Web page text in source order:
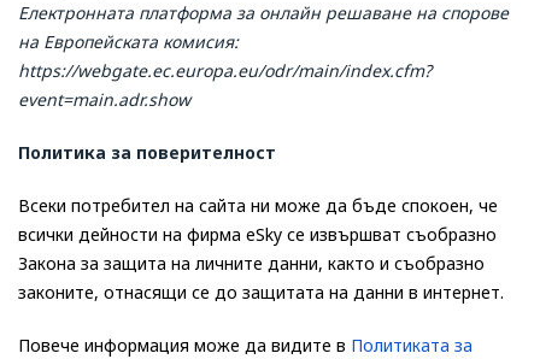
Електронната платформа за онлайн решаване на спорове
на Европейската комисия:
https://webgate.ec.europa.eu/odr/main/index.cfm?
event=main.adr.show
Политика за поверителност
Всеки потребител на сайта ни може да бъде спокоен, че
всички дейности на фирма eSky се извършват съобразно
Закона за защита на личните данни, както и съобразно
законите, отнасящи се до защитата на данни в интернет.
Повече информация може да видите в Политиката за